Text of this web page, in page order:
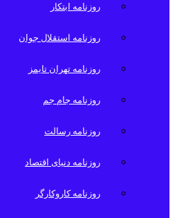
روزنامه ابتکار
روزنامه استقلال جوان
روزنامه تهران تایمز
روزنامه جام جم
روزنامه رسالت
روزنامه دنیای اقتصاد
روزنامه کاروکارگر